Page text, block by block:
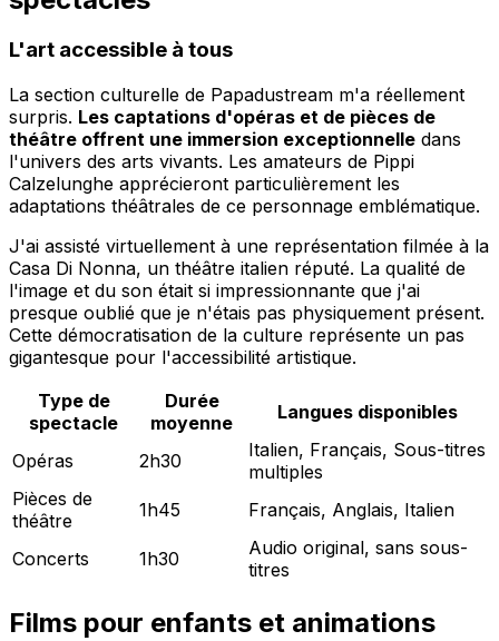
L'art accessible à tous
La section culturelle de Papadustream m'a réellement
surpris. Les captations d'opéras et de pièces de
théâtre offrent une immersion exceptionnelle dans
l'univers des arts vivants. Les amateurs de Pippi
Calzelunghe apprécieront particulièrement les
adaptations théâtrales de ce personnage emblématique.
J'ai assisté virtuellement à une représentation filmée à la
Casa Di Nonna, un théâtre italien réputé. La qualité de
l'image et du son était si impressionnante que j'ai
presque oublié que je n'étais pas physiquement présent.
Cette démocratisation de la culture représente un pas
gigantesque pour l'accessibilité artistique.
Type de
spectacle
Durée
moyenne
Langues disponibles
Opéras 2h30
Italien, Français, Sous-titres
multiples
Pièces de
théâtre
1h45 Français, Anglais, Italien
Concerts 1h30
Audio original, sans sous-
titres
Films pour enfants et animations